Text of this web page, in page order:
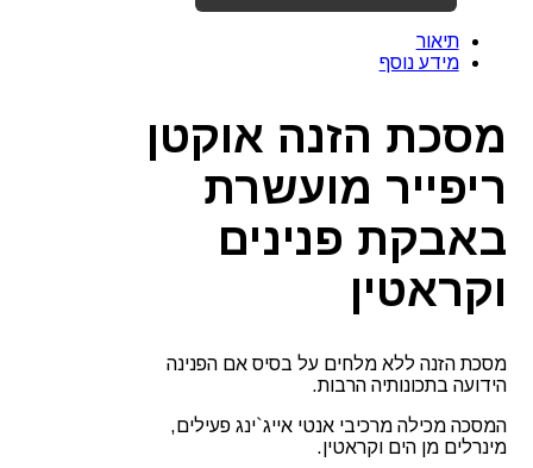
תיאור
מידע נוסף
מסכת הזנה אוקטן
ריפייר מועשרת
באבקת פנינים
וקראטין
מסכת הזנה ללא מלחים על בסיס אם הפנינה
הידועה בתכונותיה הרבות.
המסכה מכילה מרכיבי אנטי אייג`ינג פעילים,
מינרלים מן הים וקראטין.